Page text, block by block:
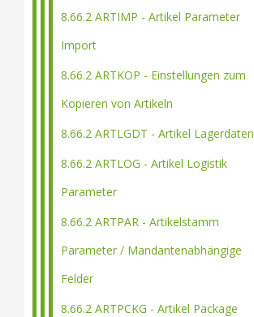
8.66.2 ARTIMP - Artikel Parameter
Import
8.66.2 ARTKOP - Einstellungen zum
Kopieren von Artikeln
8.66.2 ARTLGDT - Artikel Lagerdaten
8.66.2 ARTLOG - Artikel Logistik
Parameter
8.66.2 ARTPAR - Artikelstamm
Parameter / Mandantenabhängige
Felder
8.66.2 ARTPCKG - Artikel Package